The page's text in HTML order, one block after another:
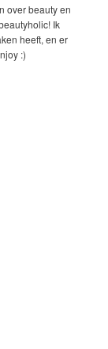
over beauty en
Ik
heeft, en er
:)